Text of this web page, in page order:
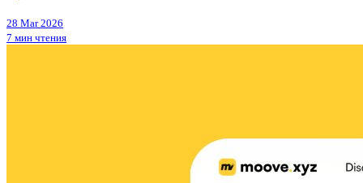
28 Mar 2026
7 мин чтения